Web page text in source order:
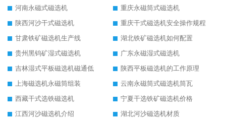
河南永磁式磁选机
重庆永磁筒式磁选机
陕西河沙干式磁选机
重庆干式磁选机安全操作规程
甘肃铁矿磁选机生产线
湖北铁矿磁选机如何配置
贵州黑钨矿湿式磁选机
广东永磁湿式磁选机
吉林湿式平板磁选机磁通低
陕西平板磁选机的工作原理
上海磁选机永磁筒组装
云南永磁筒式磁选机筒瓦
西藏干式选铁磁选机
宁夏干选铁矿磁选机价格
江西河沙磁选机介绍
湖北河沙磁选机材质